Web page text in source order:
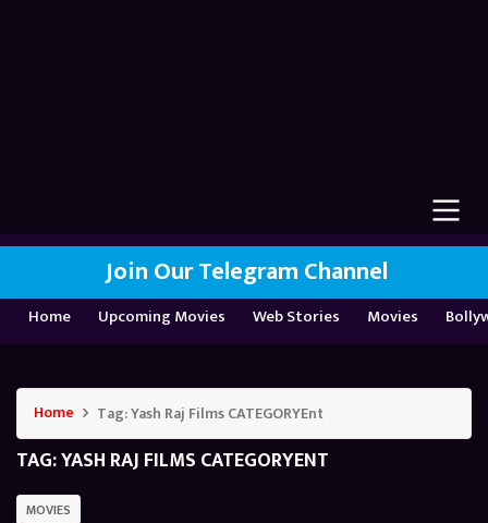
Join Our Telegram Channel
Home Upcoming Movies Web Stories Movies
Home Tag:Yash Raj Films CATEGORYEnt
TAG:YASH RAJ FILMS CATEGORYENT
MOVIES